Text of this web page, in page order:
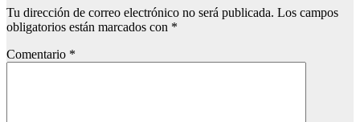
Tu dirección de correo electrónico no será publicada. Los campos
obligatorios están marcados con *
Comentario *